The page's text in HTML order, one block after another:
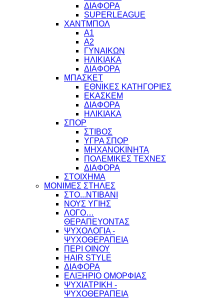
ΔΙΑΦΟΡΑ
SUPERLEAGUE
ΧΑΝΤΜΠΟΛ
Α1
Α2
ΓΥΝΑΙΚΩΝ
ΗΛΙΚΙΑΚΑ
ΔΙΑΦΟΡΑ
ΜΠΑΣΚΕΤ
ΕΘΝΙΚΕΣ ΚΑΤΗΓΟΡΙΕΣ
ΕΚΑΣΚΕΜ
ΔΙΑΦΟΡΑ
ΗΛΙΚΙΑΚΑ
ΣΠΟΡ
ΣΤΙΒΟΣ
ΥΓΡΑ ΣΠΟΡ
ΜΗΧΑΝΟΚΙΝΗΤΑ
ΠΟΛΕΜΙΚΕΣ ΤΕΧΝΕΣ
ΔΙΑΦΟΡΑ
ΣΤΟΙΧΗΜΑ
ΜΟΝΙΜΕΣ ΣΤΗΛΕΣ
ΣΤΟ...ΝΤΙΒΑΝΙ
ΝΟΥΣ ΥΓΙΗΣ
ΛΟΓΟ…
ΘΕΡΑΠΕΥΟΝΤΑΣ
ΨΥΧΟΛΟΓΙΑ -
ΨΥΧΟΘΕΡΑΠΕΙΑ
ΠΕΡΙ ΟΙΝΟΥ
HAIR STYLE
ΔΙΑΦΟΡΑ
ΕΛΙΞΗΡΙΟ ΟΜΟΡΦΙΑΣ
ΨΥΧΙΑΤΡΙΚΗ -
ΨΥΧΟΘΕΡΑΠΕΙΑ